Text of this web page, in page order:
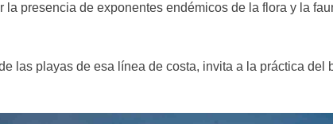
la presencia de exponentes endémicos de la flora y la
las playas de esa línea de costa, invita a la práctica del